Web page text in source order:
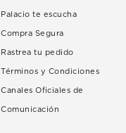
Palacio te escucha
Compra Segura
Rastrea tu pedido
Términos y Condiciones
Canales Oficiales de
Comunicación